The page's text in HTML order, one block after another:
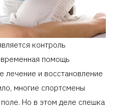
контроль
помощь
лечение и восстановление
многие спортсмены
Но в этом деле спешка